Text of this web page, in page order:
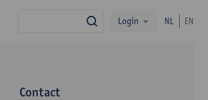
zoekLogin NL EN
Contact